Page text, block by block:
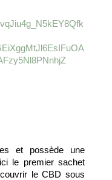
et possède une
le premier sachet
le CBD sous